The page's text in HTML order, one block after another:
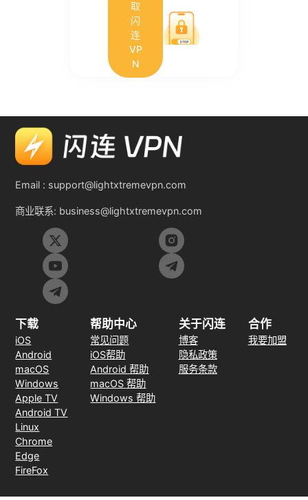
取
闪
连
VP
N
Email : support@lightxtremevpn.com
商业联系: business@lightxtremevpn.com
下载
iOS
Android
macOS
Windows
Apple TV
Android TV
Linux
Chrome
Edge
FireFox
帮助中心
常见问题
iOS帮助
Android 帮助
macOS 帮助
Windows 帮助
关于闪连
博客
隐私政策
服务条款
合作
我要加盟